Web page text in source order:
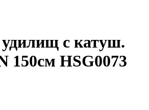
с катуш.
150см HSG0073